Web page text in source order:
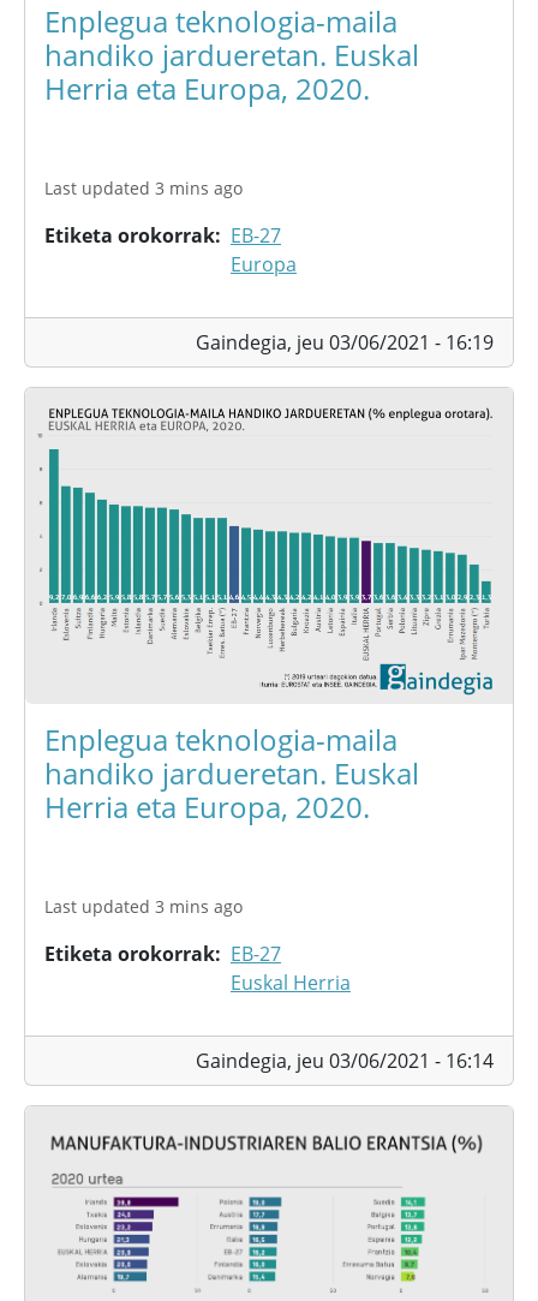
Enplegua teknologia-maila
handiko jardueretan. Euskal
Herria eta Europa, 2020.
Last updated 3 mins ago
Etiketa orokorrak
EB-27
Europa
Gaindegia, jeu 03/06/2021 - 16:19
Enplegua teknologia-maila
handiko jardueretan. Euskal
Herria eta Europa, 2020.
Last updated 3 mins ago
Etiketa orokorrak
EB-27
Euskal Herria
Gaindegia, jeu 03/06/2021 - 16:14